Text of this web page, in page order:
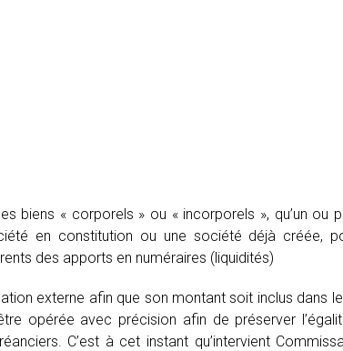
biens « corporels » ou « incorporels », qu’un ou
en constitution ou une société déjà créée,
des apports en numéraires (liquidités)
externe afin que son montant soit inclus dans
opérée avec précision afin de préserver
C’est à cet instant qu’intervient